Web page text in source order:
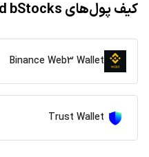
کیف پول‌های Cerebras Tokenized bStocks
Binance Web3 Wallet
Trust Wallet